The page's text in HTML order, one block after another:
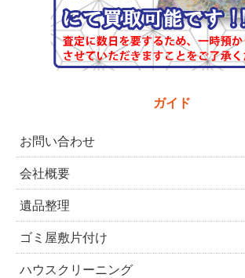
ガイド
お問い合わせ
会社概要
遺品整理
ゴミ屋敷片付け
ハウスクリーニング